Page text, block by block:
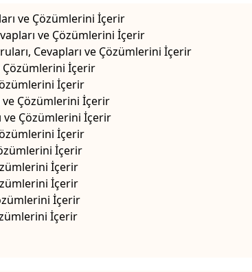
ve Çözümlerini İçerir
ve Çözümlerini İçerir
Cevapları ve Çözümlerini İçerir
Çözümlerini İçerir
İçerir
ve Çözümlerini İçerir
ve Çözümlerini İçerir
İçerir
İçerir
İçerir
İçerir
İçerir
İçerir